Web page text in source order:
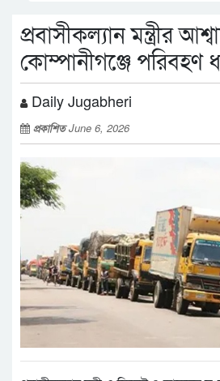
প্রবাসীকল্যান মন্ত্রীর
কোম্পানীগঞ্জে পরিবহণ
Daily Jugabheri
প্রকাশিতJune 6, 2026